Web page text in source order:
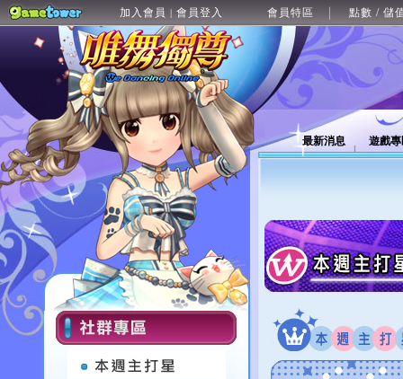
加入會員 | 會員登入 會員特區 點數 / 儲
最新消息 遊戲